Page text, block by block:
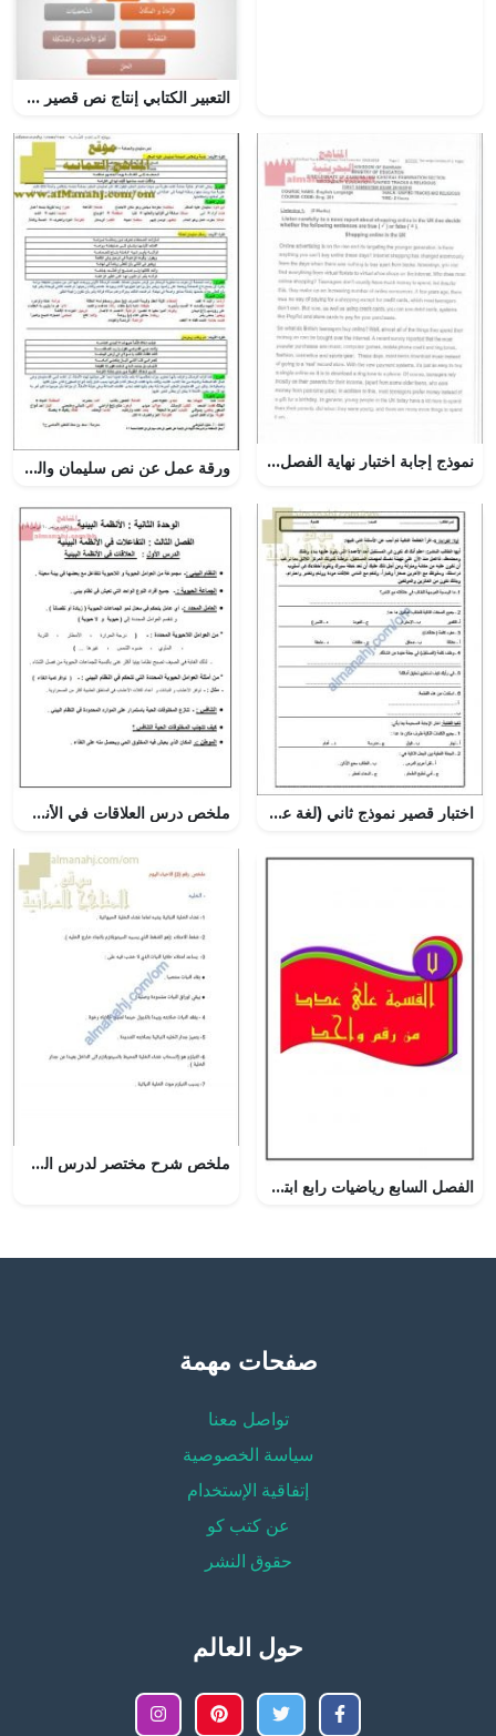
التعبير الكتابي إنتاج نص قصير سرد حادثة
نموذج إجابة اختبار نهاية الفصل (إنج 201) نموذج ثان ورقة عمل عن نص سليمان والحمامة لأحمد شوقي (لغة عربية) الخامس
اختبار قصير نموذج ثاني (لغة عربية) الرابع ملخص درس العلاقات في الأنظمة البيئية (علوم) الخامس
الفصل السابع رياضيات رابع ابتدائي ف2 القسمة – المنهاج السعودي
ملخص شرح مختصر لدرس الخلية (تكملة)-الجزء الثاني (أحياء) التاسع
صفحات مهمة
تواصل معنا
سياسة الخصوصية
إتفاقية الإستخدام
عن كتب كو
حقوق النشر
حول العالم